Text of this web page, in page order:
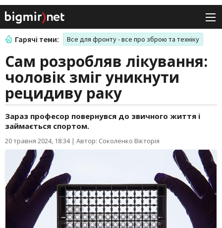
Гарячі теми: Все для фронту - все про зброю та техніку
Сам розробляв лікування:
чоловік зміг уникнути
рецидиву раку
Зараз професор повернувся до звичного життя і
займається спортом.
20 травня 2024, 18:34| Автор: Соколенко Вікторія